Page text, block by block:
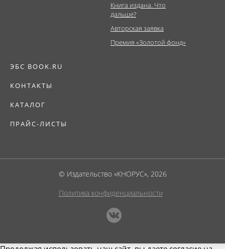
Книга издана. Что
дальше?
Авторская заявка
Премия «Золотой фонд»
ЭБС BOOK.RU
КОНТАКТЫ
КАТАЛОГ
ПРАЙС-ЛИСТЫ
© Издательство «КНОРУС», 2026
Политика конфиденциальности